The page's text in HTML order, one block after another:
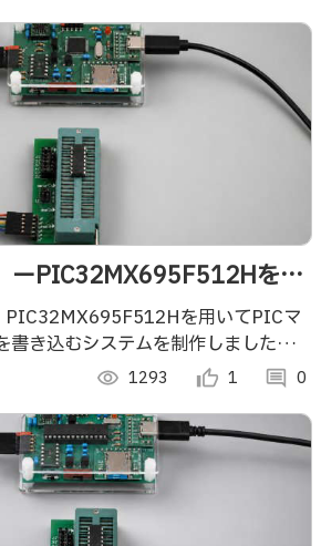
PIC32MX695F512Hを用
に書き込むー
を用いてPICマ
き込むシステムを制作しましたので
visibility 1293 thumb_up_alt 1 comment 0